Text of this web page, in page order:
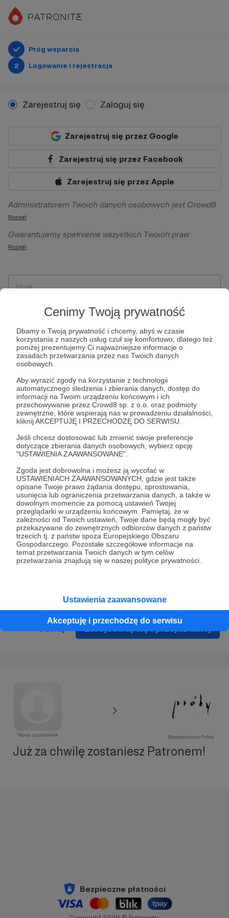
Cenimy Twoją prywatność
Dbamy o Twoją prywatność i chcemy, abyś w czasie
korzystania z naszych usług czuł się komfortowo, dlatego też
poniżej prezentujemy Ci najważniejsze informacje o
zasadach przetwarzania przez nas Twoich danych
osobowych.
Aby wyrazić zgody na korzystanie z technologii
automatycznego śledzenia i zbierania danych, dostęp do
informacji na Twoim urządzeniu końcowym i ich
przechowywanie przez Crowd8 sp. z o.o. oraz podmioty
zewnętrzne, które wspierają nas w prowadzeniu działalności,
kliknij AKCEPTUJĘ I PRZECHODZĘ DO SERWISU.
Jeśli chcesz dostosować lub zmienić swoje preferencje
dotyczące zbierania danych osobowych, wybierz opcję
"USTAWIENIA ZAAWANSOWANE".
Zgoda jest dobrowolna i możesz ją wycofać w
USTAWIENIACH ZAAWANSOWANYCH, gdzie jest także
opisane Twoje prawo żądania dostępu, sprostowania,
usunięcia lub ograniczenia przetwarzania danych, a także w
dowolnym momencie za pomocą ustawień Twojej
przeglądarki w urządzeniu końcowym. Pamiętaj, że w
zależności od Twoich ustawień, Twoje dane będą mogły być
przekazywane do zewnętrznych odbiorców danych z państw
trzecich tj. z państw spoza Europejskiego Obszaru
Gospodarczego. Pozostałe szczegółowe informacje na
temat przetwarzania Twoich danych w tym celów
przetwarzania znajdują się w naszej polityce prywatności.
Ustawienia zaawansowane
Akceptuję i przechodzę do serwisu
Próg wsparcia
2
Logowanie i rejestracja
Zarejestruj się Zaloguj się
Zarejestruj się przez Google
Zarejestruj się przez Facebook
Zarejestruj się przez Apple
Administratorem Twoich danych osobowych jest Crowd8
sp. z o.o. z siedziba w Warszawie, ul. Żwirki i Wigury 16, 02-
092 Warszawa. Twoje dane osobowe będą przetwarzane w
szczególności w celu wykonania umowy zawartej z Tobą, w
Patronite.pl, w tym możliwości dokonywania oraz
otrzymywania wsparcia na naszej platformie oraz
Rozwiń
Gwarantujemy spełnienie wszystkich Twoich praw
wynikających z ogólnego rozporządzenia o ochronie
ich przenoszenia, niepodlegania zautomatyzowanemu
wyrażenia sprzeciwu wobec przetwarzania Twoich danych
osobowych. Rejestracja dla osób niepełnoletnich możliwa
jest po przekazaniu podpisanego formularza "Zgodna na
założenie konta przez osobę niepełnoletnią", formularz
dostępny jest na stronie regulaminu Patronite.pl.
Rozwiń
* Zapoznałem się i akceptujęRegulaminserwisu oraz
* Wyrażam zgodę na przetwarzanie moich danych
osobowych podanych w formularzu rejestracyjnym w celu
prawidłowego świadczenia usług serwisu Patronite.
Wyrażam zgodę na otrzymywanie drogą elektroniczną
informacji handlowych - newslettera. Opcja ta może zostać
zmieniona w ustawieniach konta.
Zarejestruj się i przejdź dalej
Nowy użytkownik Wydawnictwo Próby
Już za chwilę zostaniesz Patronem!
Bezpieczne płatności